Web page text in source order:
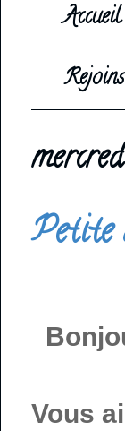
Accueil
Petite
Vous